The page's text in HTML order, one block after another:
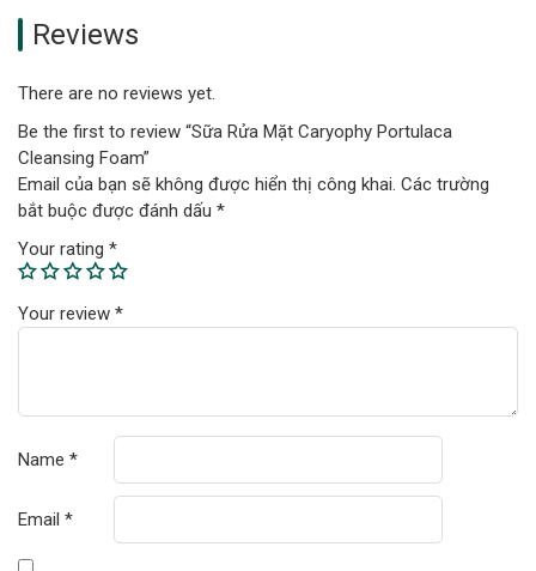
Reviews
There are no reviews yet.
Be the first to review “Sữa Rửa Mặt Caryophy Portulaca
Cleansing Foam”
Email của bạn sẽ không được hiển thị công khai. Các trường
bắt buộc được đánh dấu *
Your rating *
Your review *
Name *
Email *